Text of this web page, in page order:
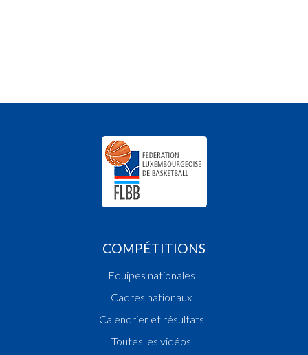
COMPÉTITIONS
Equipes nationales
Cadres nationaux
Calendrier et résultats
Toutes les vidéos